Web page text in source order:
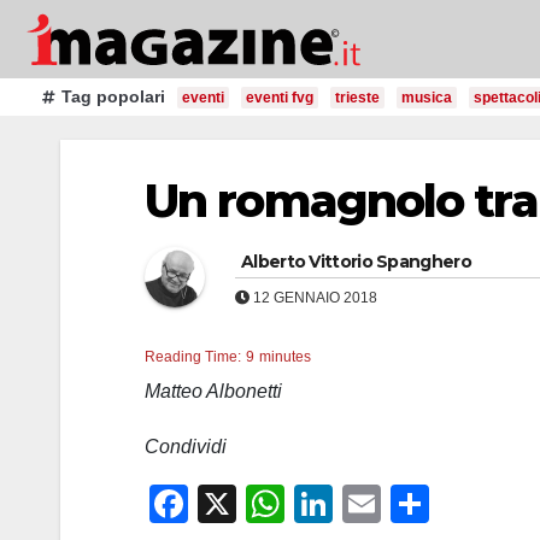
Salta
contenutoTag popolari eventi eventi fvg trieste musica spettacoli
Un romagnolo
Alberto Vittorio Spanghero
12 GENNAIO 2018
Reading Time: 9 minutes
Matteo Albonetti
Condividi
F
X
W
Li
E